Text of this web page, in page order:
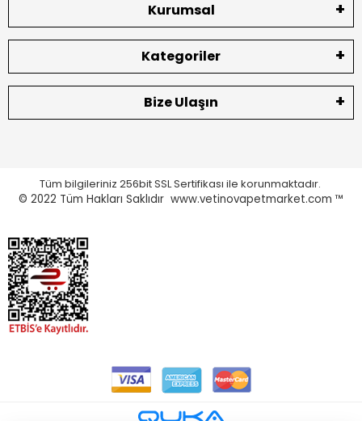
Kurumsal
Kategoriler
Bize Ulaşın
Tüm bilgileriniz 256bit SSL Sertifikası ile korunmaktadır.
© 2022 Tüm Hakları Saklıdır www.vetinovapetmarket.com ™